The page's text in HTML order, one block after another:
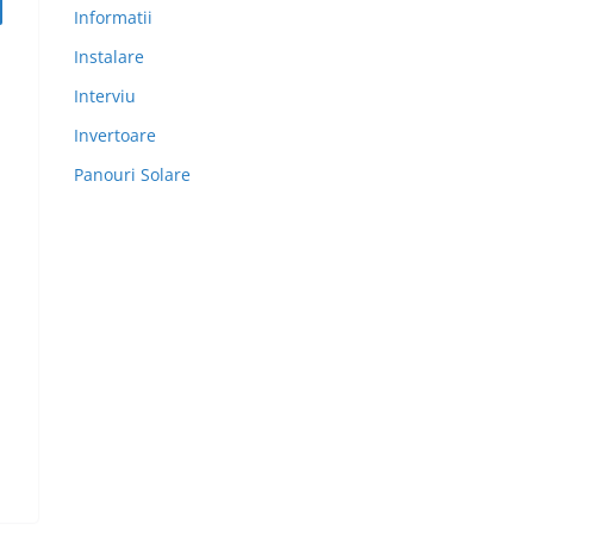
Informatii
Instalare
Interviu
Invertoare
Panouri Solare